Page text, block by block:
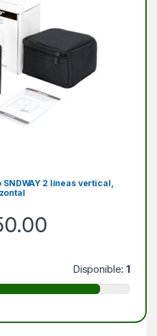
2 líneas vertical,
Disponible:1